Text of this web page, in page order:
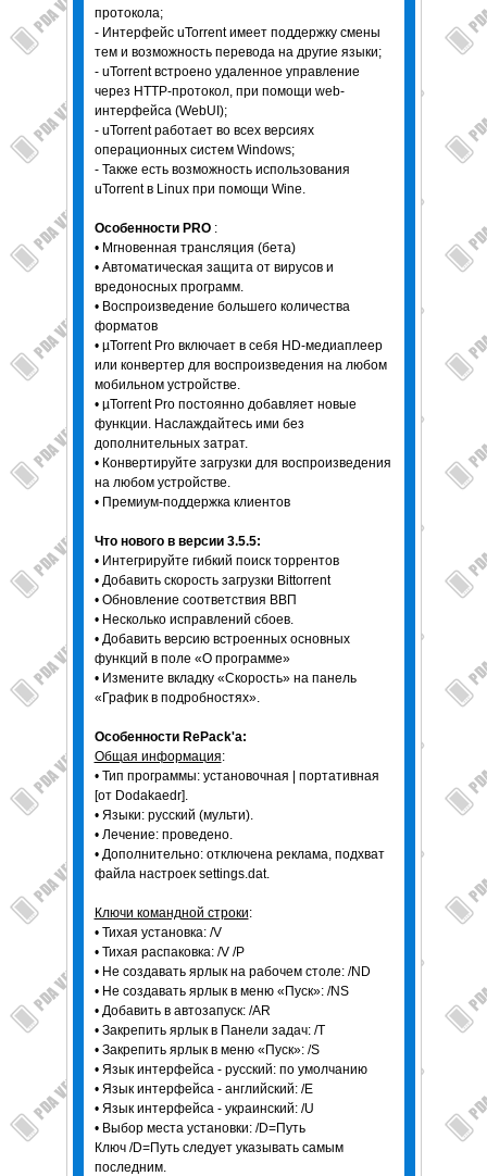
протокола;
- Интерфейс uTorrent имеет поддержку смены
тем и возможность перевода на другие языки;
- uTorrent встроено удаленное управление
через HTTP-протокол, при помощи web-
интерфейса (WebUI);
- uTorrent работает во всех версиях
операционных систем Windows;
- Также есть возможность использования
uTorrent в Linux при помощи Wine.
Особенности PRO :
• Мгновенная трансляция (бета)
• Автоматическая защита от вирусов и
вредоносных программ.
• Воспроизведение большего количества
форматов
• µTorrent Pro включает в себя HD-медиаплеер
или конвертер для воспроизведения на любом
мобильном устройстве.
• µTorrent Pro постоянно добавляет новые
функции. Наслаждайтесь ими без
дополнительных затрат.
• Конвертируйте загрузки для воспроизведения
на любом устройстве.
• Премиум-поддержка клиентов
Что нового в версии 3.5.5:
• Интегрируйте гибкий поиск торрентов
• Добавить скорость загрузки Bittorrent
• Обновление соответствия ВВП
• Несколько исправлений сбоев.
• Добавить версию встроенных основных
функций в поле «О программе»
• Измените вкладку «Скорость» на панель
«График в подробностях».
Особенности RePack'a:
Общая информация:
• Тип программы: установочная | портативная
[от Dodakaedr].
• Языки: русский (мульти).
• Лечение: проведено.
• Дополнительно: отключена реклама, подхват
файла настроек settings.dat.
Ключи командной строки:
• Тихая установка: /V
• Тихая распаковка: /V /P
• Не создавать ярлык на рабочем столе: /ND
• Не создавать ярлык в меню «Пуск»: /NS
• Добавить в автозапуск: /AR
• Закрепить ярлык в Панели задач: /T
• Закрепить ярлык в меню «Пуск»: /S
• Язык интерфейса - русский: по умолчанию
• Язык интерфейса - английский: /E
• Язык интерфейса - украинский: /U
• Выбор места установки: /D=Путь
Ключ /D=Путь следует указывать самым
последним.